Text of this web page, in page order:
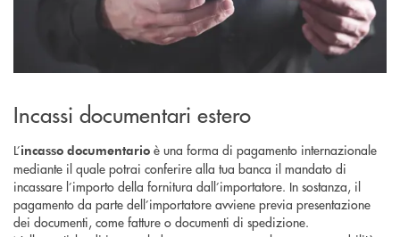
Incassi documentari estero
L’incasso documentario è una forma di pagamento internazionale
mediante il quale potrai conferire alla tua banca il mandato di
incassare l’importo della fornitura dall’importatore. In sostanza, il
pagamento da parte dell’importatore avviene previa presentazione
dei documenti, come fatture o documenti di spedizione.